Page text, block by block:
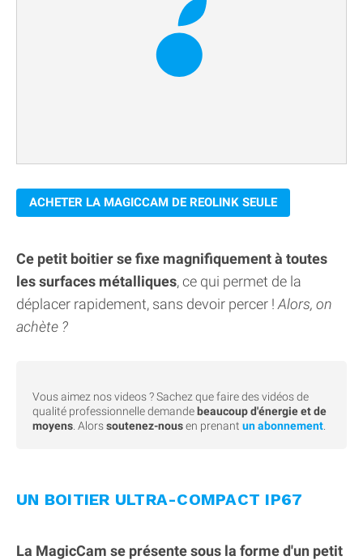
ACHETER LA MAGICCAM DE REOLINK SEULE
Ce petit boitier se fixe magnifiquement à toutes
les surfaces métalliques, ce qui permet de la
déplacer rapidement, sans devoir percer ! Alors, on
achète ?
Vous aimez nos videos ? Sachez que faire des vidéos de
qualité professionnelle demande beaucoup d'énergie et de
moyens . Alorssoutenez-nousen prenant un abonnement
UN BOITIER ULTRA-COMPACT IP67
La MagicCam se présente sous la forme d'un petit